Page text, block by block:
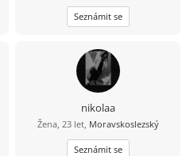
Seznámit se
nikolaa
Žena, 23 let, Moravskoslezský
Seznámit se